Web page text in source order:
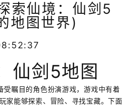
索仙境：仙剑5
地图世界)
仙剑5地图
受瞩目的角色扮演游戏，游戏中有着
家能够探索、冒险、寻找宝藏。下面